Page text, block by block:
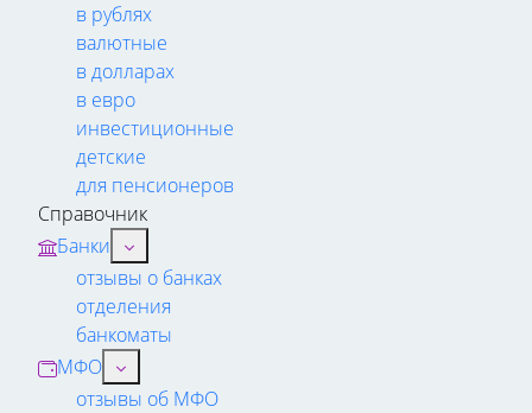
в рублях
валютные
в долларах
в евро
инвестиционные
детские
для пенсионеров
Справочник
Банки
отзывы о банках
отделения
банкоматы
МФО
отзывы об МФО